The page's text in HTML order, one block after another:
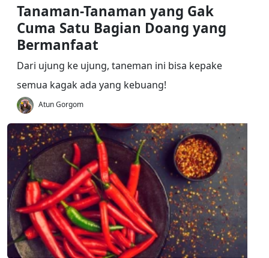
Tanaman-Tanaman yang Gak
Cuma Satu Bagian Doang yang
Bermanfaat
Dari ujung ke ujung, taneman ini bisa kepake
semua kagak ada yang kebuang!
Atun Gorgom